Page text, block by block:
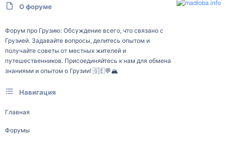
О форуме
Форум про Грузию: Обсуждение всего, что связано с
Грузией. Задавайте вопросы, делитесь опытом и
получайте советы от местных жителей и
путешественников. Присоединяйтесь к нам для обмена
знаниями и опытом о Грузии! 🇬🇪💬🏔️
Навигация
Главная
Форумы